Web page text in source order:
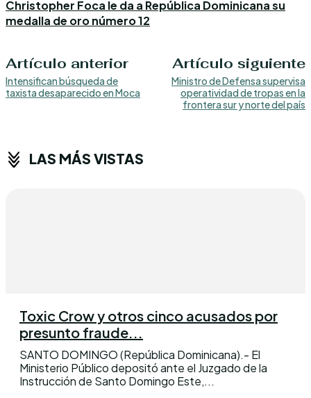
Christopher Foca le da a República Dominicana su
medalla de oro número 12
Artículo anterior
Intensifican búsqueda de
taxista desaparecido en Moca
Artículo siguiente
Ministro de Defensa supervisa
operatividad de tropas en la
frontera sur y norte del país
LAS MÁS VISTAS
Toxic Crow y otros cinco acusados por
presunto fraude...
SANTO DOMINGO (República Dominicana).- El
Ministerio Público depositó ante el Juzgado de la
Instrucción de Santo Domingo Este,...